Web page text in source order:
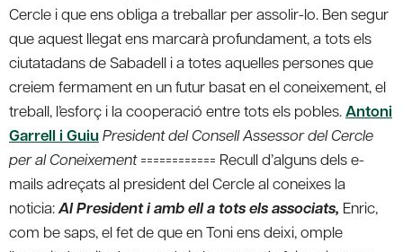
Cercle i que ens obliga a treballar per assolir-lo. Ben segur
que aquest llegat ens marcarà profundament, a tots els
ciutatadans de Sabadell i a totes aquelles persones que
creiem fermament en un futur basat en el coneixement, el
treball, l’esforç i la cooperació entre tots els pobles.Antoni
Garrell i GuiuPresident del Consell Assessor del Cercle
per al Coneixement============ Recull d’alguns dels e-
mails adreçats al president del Cercle al coneixes la
noticia:Al President i amb ell a tots els associats, Enric,
com be saps, el fet de que en Toni ens deixi, omple